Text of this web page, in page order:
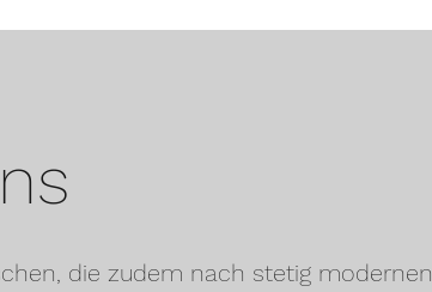
die zudem nach stetig modernen